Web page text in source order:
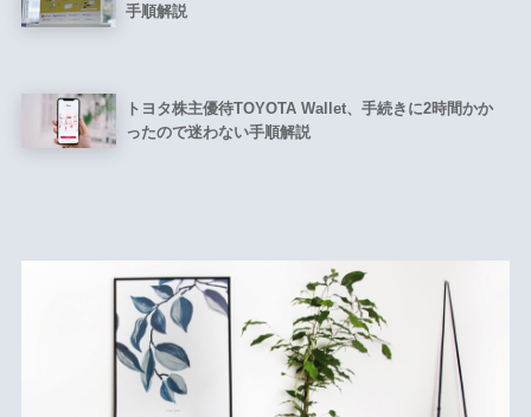
手順解説
トヨタ株主優待TOYOTA Wallet、手続きに2時間かか
ったので迷わない手順解説